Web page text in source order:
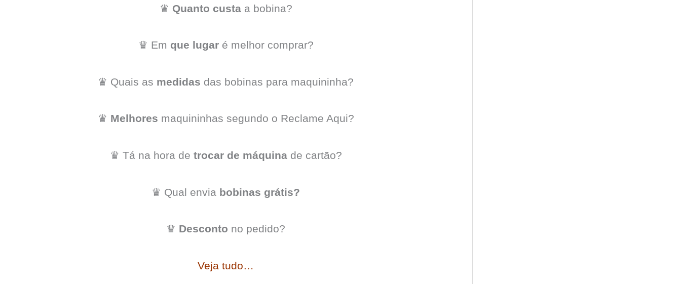
♛ Quanto custaa bobina?
♛ Em que lugaré melhor comprar?
♛ Quais as medidas das bobinas para maquininha?
♛ Melhores maquininhas segundo o Reclame Aqui?
♛ Tá na hora de trocar de máquinade cartão?
♛ Qual envia bobinas grátis?
♛ Desconto no pedido?
Veja tudo…